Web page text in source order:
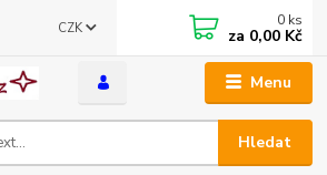
Menu
CZK
Hledat
0 ks
za 0,00 Kč